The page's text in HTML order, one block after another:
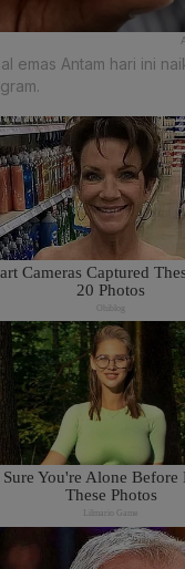
emas Antam hari ini